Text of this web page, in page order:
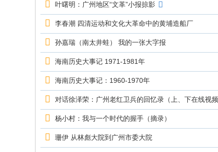
叶曙明：广州地区“文革”小报掠影
李春潮 四清运动和文化大革命中的黄埔造船厂
孙嘉瑞（南太井蛙） 我的一张大字报
海南历史大事记 1971-1981年
海南历史大事记：1960-1970年
对话徐泽荣：广州老红卫兵的回忆录（上、下在线视频
杨小村：我与一个时代的握手（摘录）
珊伊 从林彪大院到广州市委大院